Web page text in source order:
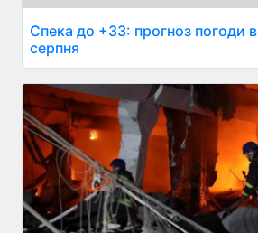
Спека до +33: прогноз погоди в
серпня